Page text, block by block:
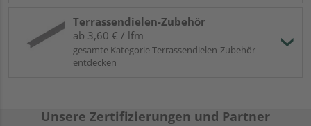
Terrassendielen-Zubehör
ab 3,60 € / lfm
gesamte Kategorie Terrassendielen-Zubehör
entdecken
Unsere Zertifizierungen und Partner